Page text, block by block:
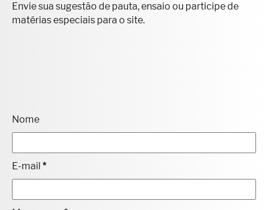
Envie sua sugestão de pauta, ensaio ou participe de
matérias especiais para o site.
Nome
E-mail *